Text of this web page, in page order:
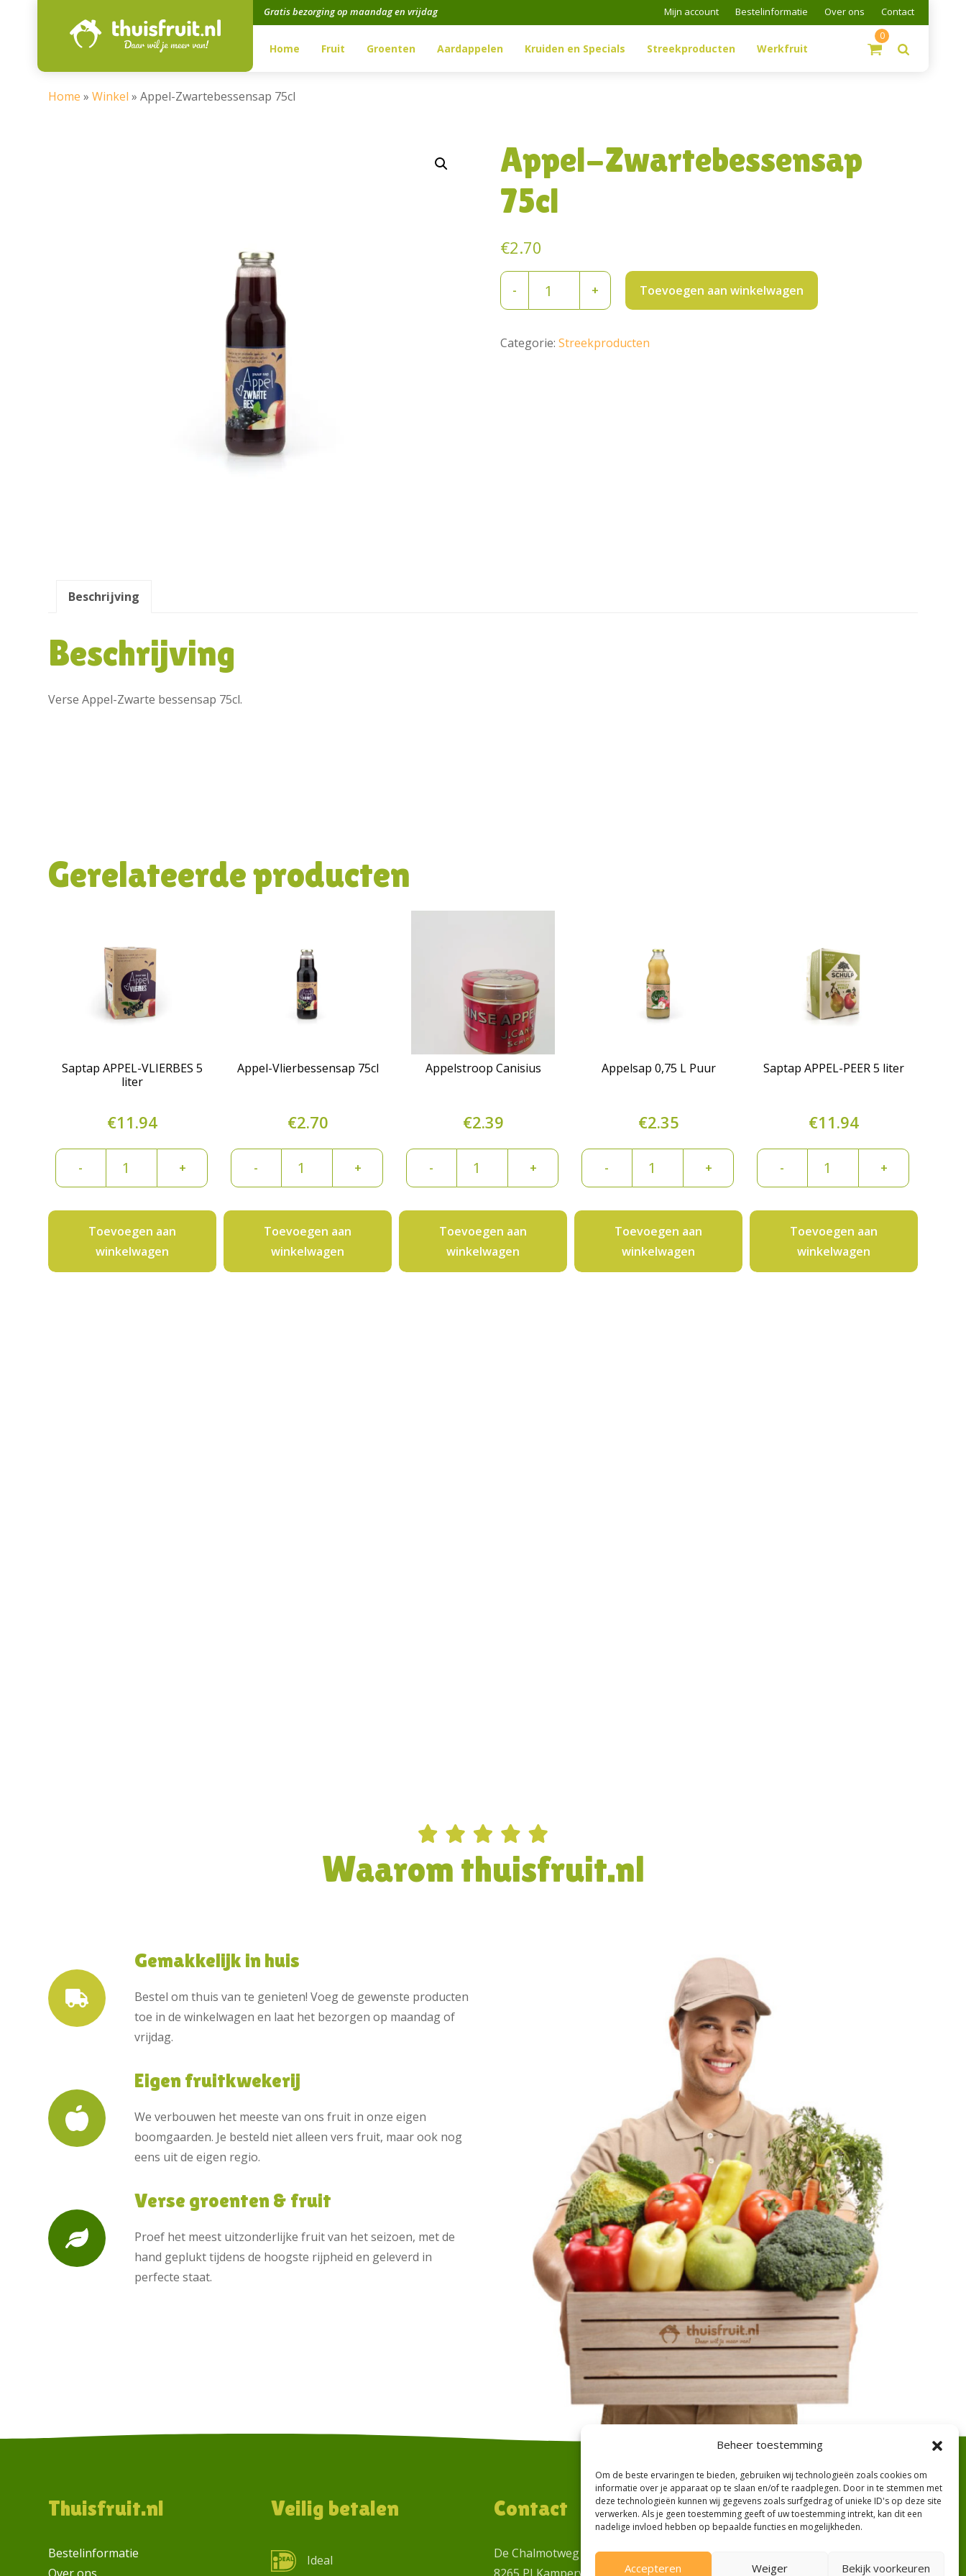
Beheer toestemming
Om de beste ervaringen te bieden, gebruiken wij technologieën zoals cookies om
informatie over je apparaat op te slaan en/of te raadplegen. Door in te stemmen met
deze technologieën kunnen wij gegevens zoals surfgedrag of unieke ID's op deze site
verwerken. Als je geen toestemming geeft of uw toestemming intrekt, kan dit een
nadelige invloed hebben op bepaalde functies en mogelijkheden.
Accepteren Weiger Bekijk voorkeuren
Gratis bezorging op maandag en vrijdag Mijn account Bestelinformatie Over ons Contact
0
Home Fruit Groenten Aardappelen Kruiden en Specials Streekproducten Werkfruit
Home » Winkel » Appel-Zwartebessensap 75cl
Appel-Zwartebessensap
75cl
€2.70
-
Zwartebessensap
aantal
+ Toevoegen aan winkelwagen
Categorie:Streekproducten
Beschrijving
Beschrijving
Verse Appel-Zwarte bessensap 75cl.
Gerelateerde producten
Saptap APPEL-VLIERBES 5
liter
€11.94
-
APPEL-
liter
aantal
+
Toevoegen aan
winkelwagen
Appel-Vlierbessensap 75cl
€2.70
-
Vlierbessensap
+
Toevoegen aan
winkelwagen
Appelstroop Canisius
€2.39
-
Canisius
+
Toevoegen aan
winkelwagen
Appelsap 0,75 L Puur
€2.35
-
0,75
aantal
+
Toevoegen aan
winkelwagen
Saptap APPEL-PEER 5 liter
€11.94
-
APPEL-
liter
aantal
+
Toevoegen aan
winkelwagen
Waarom thuisfruit.nl
Gemakkelijk in huis
Bestel om thuis van te genieten! Voeg de gewenste producten
toe in de winkelwagen en laat het bezorgen op maandag of
vrijdag.
Eigen fruitkwekerij
We verbouwen het meeste van ons fruit in onze eigen
boomgaarden. Je besteld niet alleen vers fruit, maar ook nog
eens uit de eigen regio.
Verse groenten & fruit
Proef het meest uitzonderlijke fruit van het seizoen, met de
hand geplukt tijdens de hoogste rijpheid en geleverd in
perfecte staat.
Thuisfruit.nl
Bestelinformatie
Veilig betalen
Ideal
Contact
De Chalmotweg 1
Openingstijden